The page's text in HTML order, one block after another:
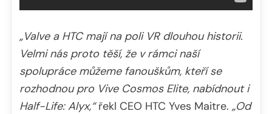
„Valve a HTC mají na poli VR dlouhou historii.
Velmi nás proto těší, že v rámci naší
spolupráce můžeme fanouškům, kteří se
rozhodnou pro Vive Cosmos Elite, nabídnout i
Half-Life: Alyx,“řekl CEO HTC Yves Maitre. „Od